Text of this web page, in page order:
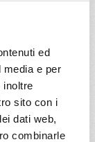
ed
media e per
inoltre
sito con i
dati web,
combinarle